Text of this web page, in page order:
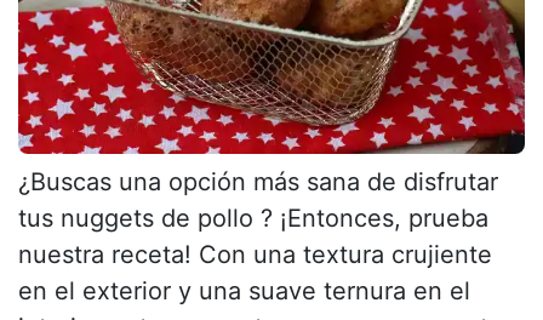
¿Buscas una opción más sana de disfrutar
tus nuggets de pollo ? ¡Entonces, prueba
nuestra receta! Con una textura crujiente
en el exterior y una suave ternura en el